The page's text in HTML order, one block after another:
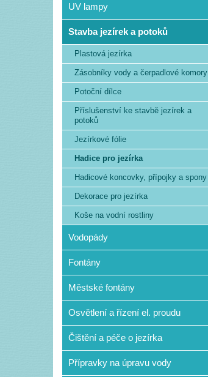
UV lampy
Stavba jezírek a potoků
Plastová jezírka
Zásobníky vody a čerpadlové komory
Potoční dílce
Příslušenství ke stavbě jezírek a
potoků
Jezírkové fólie
Hadice pro jezírka
Hadicové koncovky, přípojky a spony
Dekorace pro jezírka
Koše na vodní rostliny
Vodopády
Fontány
Městské fontány
Osvětlení a řízení el. proudu
Čištění a péče o jezírka
Přípravky na úpravu vody